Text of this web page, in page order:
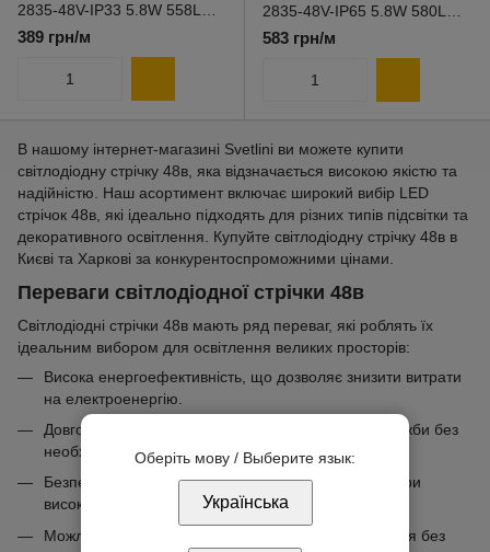
2835-48V-IP33 5.8W 558Lm
4000K 01242
389 грн/м
2835-48V-IP65 5.8W 580Lm
4000K 01243
583 грн/м
В нашому інтернет-магазині Svetlini ви можете купити
світлодіодну стрічку 48в, яка відзначається високою якістю та
надійністю. Наш асортимент включає широкий вибір LED
стрічок 48в, які ідеально підходять для різних типів підсвітки та
декоративного освітлення. Купуйте світлодіодну стрічку 48в в
Києві та Харкові за конкурентоспроможними цінами.
Переваги світлодіодної стрічки 48в
Світлодіодні стрічки 48в мають ряд переваг, які роблять їх
ідеальним вибором для освітлення великих просторів:
Висока енергоефективність, що дозволяє знизити витрати
на електроенергію.
Довговічність, що забезпечує тривалий термін служби без
необхідності частих замін.
Безпека використання завдяки стабільній роботі при
високій напрузі.
Можливість створення довших сегментів освітлення без
Оберіть мову / Выберите язык:
Українська